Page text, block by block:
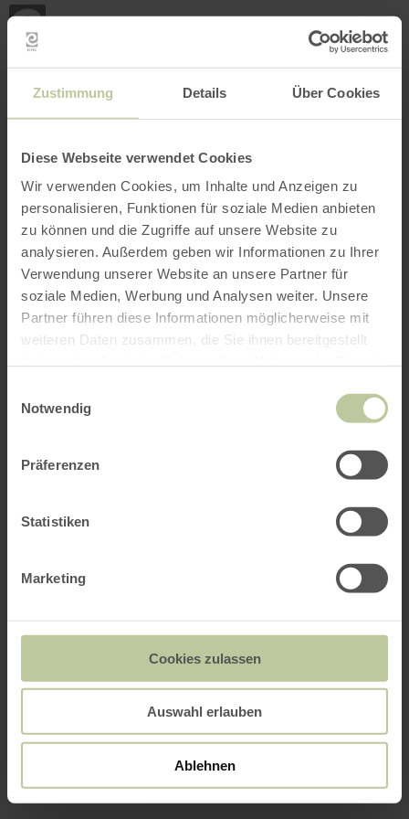
Zustimmung Details Über Cookies
Diese Webseite verwendet Cookies
Wir verwenden Cookies, um Inhalte und Anzeigen zu
personalisieren, Funktionen für soziale Medien anbieten
zu können und die Zugriffe auf unsere Website zu
analysieren. Außerdem geben wir Informationen zu Ihrer
Verwendung unserer Website an unsere Partner für
soziale Medien, Werbung und Analysen weiter. Unsere
Partner führen diese Informationen möglicherweise mit
weiteren Daten zusammen, die Sie ihnen bereitgestellt
Notwendig
Präferenzen
Statistiken
Marketing
Cookies zulassen
Auswahl erlauben
Ablehnen
CARTE INTERACTIVE
ma
Ouvrir le filtre